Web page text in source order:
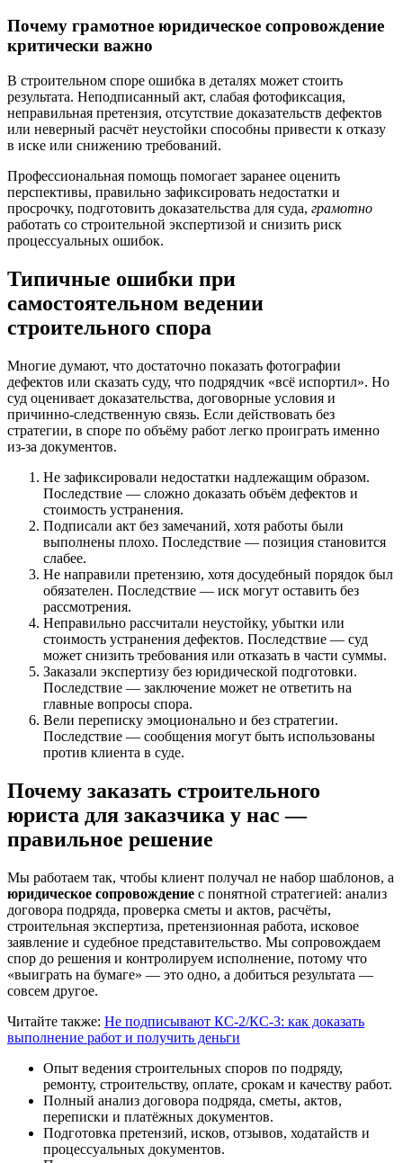
Почему грамотное юридическое сопровождение
критически важно
В строительном споре ошибка в деталях может стоить
результата. Неподписанный акт, слабая фотофиксация,
неправильная претензия, отсутствие доказательств дефектов
или неверный расчёт неустойки способны привести к отказу
в иске или снижению требований.
Профессиональная помощь помогает заранее оценить
перспективы, правильно зафиксировать недостатки и
просрочку, подготовить доказательства для суда, грамотно
работать со строительной экспертизой и снизить риск
процессуальных ошибок.
Типичные ошибки при
самостоятельном ведении
строительного спора
Многие думают, что достаточно показать фотографии
дефектов или сказать суду, что подрядчик «всё испортил». Но
суд оценивает доказательства, договорные условия и
причинно-следственную связь. Если действовать без
стратегии, в споре по объёму работ легко проиграть именно
из-за документов.
Не зафиксировали недостатки надлежащим образом.
Последствие — сложно доказать объём дефектов и
стоимость устранения.
Подписали акт без замечаний, хотя работы были
выполнены плохо. Последствие — позиция становится
слабее.
Не направили претензию, хотя досудебный порядок был
обязателен. Последствие — иск могут оставить без
рассмотрения.
Неправильно рассчитали неустойку, убытки или
стоимость устранения дефектов. Последствие — суд
может снизить требования или отказать в части суммы.
Заказали экспертизу без юридической подготовки.
Последствие — заключение может не ответить на
главные вопросы спора.
Вели переписку эмоционально и без стратегии.
Последствие — сообщения могут быть использованы
против клиента в суде.
Почему заказать строительного
юриста для заказчика у нас —
правильное решение
Мы работаем так, чтобы клиент получал не набор шаблонов, а
юридическое сопровождение с понятной стратегией: анализ
договора подряда, проверка сметы и актов, расчёты,
строительная экспертиза, претензионная работа, исковое
заявление и судебное представительство. Мы сопровождаем
спор до решения и контролируем исполнение, потому что
«выиграть на бумаге» — это одно, а добиться результата —
совсем другое.
Читайте также: Не подписывают КС-2/КС-3: как доказать
выполнение работ и получить деньги
Опыт ведения строительных споров по подряду,
ремонту, строительству, оплате, срокам и качеству работ.
Полный анализ договора подряда, сметы, актов,
переписки и платёжных документов.
Подготовка претензий, исков, отзывов, ходатайств и
процессуальных документов.